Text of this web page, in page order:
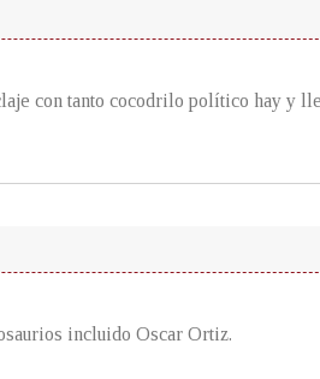
con tanto cocodrilo político hay y
incluido Oscar Ortiz.